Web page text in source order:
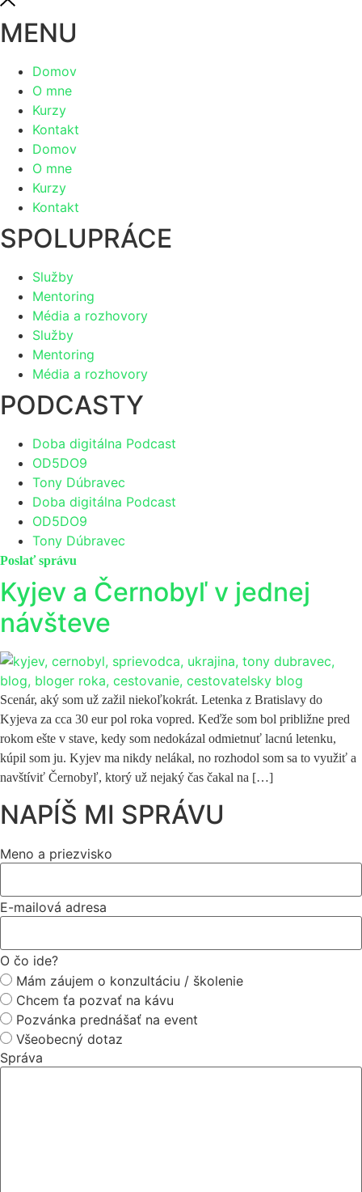
MENU
Domov
O mne
Kurzy
Kontakt
Domov
O mne
Kurzy
Kontakt
SPOLUPRÁCE
Služby
Mentoring
Média a rozhovory
Služby
Mentoring
Média a rozhovory
PODCASTY
Doba digitálna Podcast
OD5DO9
Tony Dúbravec
Doba digitálna Podcast
OD5DO9
Tony Dúbravec
Poslať správu
Kyjev a Černobyľ v jednej
návšteve
Scenár, aký som už zažil niekoľkokrát. Letenka z Bratislavy do
Kyjeva za cca 30 eur pol roka vopred. Keďže som bol približne pred
rokom ešte v stave, kedy som nedokázal odmietnuť lacnú letenku,
kúpil som ju. Kyjev ma nikdy nelákal, no rozhodol som sa to využiť a
navštíviť Černobyľ, ktorý už nejaký čas čakal na […]
NAPÍŠ MI SPRÁVU
Meno a priezvisko
E-mailová adresa
O čo ide?
Mám záujem o konzultáciu / školenie
Chcem ťa pozvať na kávu
Pozvánka prednášať na event
Všeobecný dotaz
Správa